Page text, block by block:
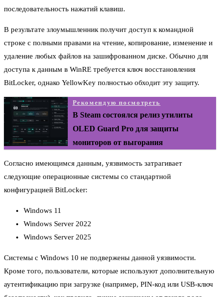
последовательность нажатий клавиш.
В результате злоумышленник получит доступ к командной
строке с полными правами на чтение, копирование, изменение и
удаление любых файлов на зашифрованном диске. Обычно для
доступа к данным в WinRE требуется ключ восстановления
BitLocker, однако YellowKey полностью обходит эту защиту.
Рекомендую посмотреть
В Steam состоялся релиз утилиты
OLED Guard Pro для защиты
мониторов от выгорания
Согласно имеющимся данным, уязвимость затрагивает
следующие операционные системы со стандартной
конфигурацией BitLocker:
Windows 11
Windows Server 2022
Windows Server 2025
Системы с Windows 10 не подвержены данной уязвимости.
Кроме того, пользователи, которые используют дополнительную
аутентификацию при загрузке (например, PIN-код или USB-ключ